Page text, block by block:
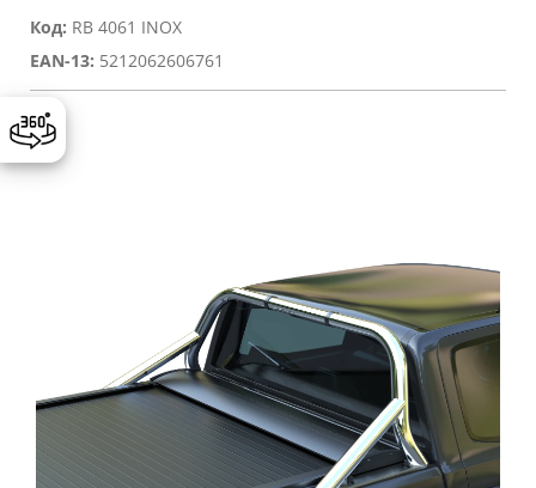
Код: RB 4061 INOX
EAN-13: 5212062606761